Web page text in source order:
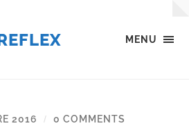
MENU
2016 / 0 COMMENTS